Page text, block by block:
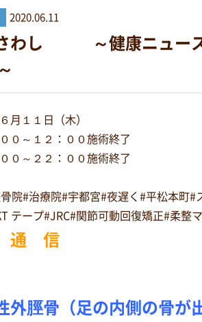
2020.06.11
わし ～健康ニュース
月１１日（木）
０～１２：００施術終了
０～２２：００施術終了
院#治療院#宇都宮#夜遅く#平松本町
テープ#JRC#関節可動回復矯正#柔整
通 信
外脛骨（足の内側の骨が